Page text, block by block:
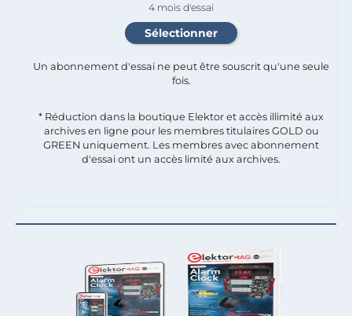
4 mois d'essai
Un abonnement d'essai ne peut être souscrit qu'une seule
fois.​
* Réduction dans la boutique Elektor et accès illimité aux
archives en ligne pour les membres titulaires GOLD ou
GREEN uniquement. Les membres avec abonnement
d'essai ont un accès limité aux archives.